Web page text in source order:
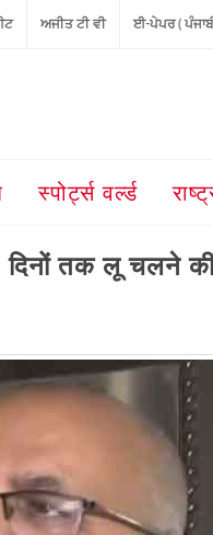
ਅਜੀਤ ਟੀ ਵੀ ਈ-ਪੇਪਰ (
स्पोर्ट्स वर्ल्ड
दिनों तक लू चलने